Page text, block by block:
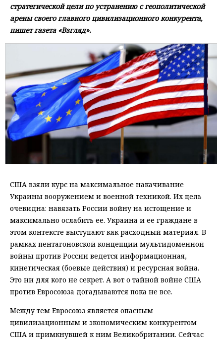
стратегической цели по устранению с геополитической
арены своего главного цивилизационного конкурента,
пишет газета «Взгляд».
США взяли курс на максимальное накачивание
Украины вооружением и военной техникой. Их цель
очевидна: навязать России войну на истощение и
максимально ослабить ее. Украина и ее граждане в
этом контексте выступают как расходный материал. В
рамках пентагоновской концепции мультидоменной
войны против России ведется информационная,
кинетическая (боевые действия) и ресурсная война.
Это ни для кого не секрет. А вот о тайной войне США
против Евросоюза догадываются пока не все.
Между тем Евросоюз является опасным
цивилизационным и экономическим конкурентом
США и примкнувшей к ним Великобритании. Сейчас